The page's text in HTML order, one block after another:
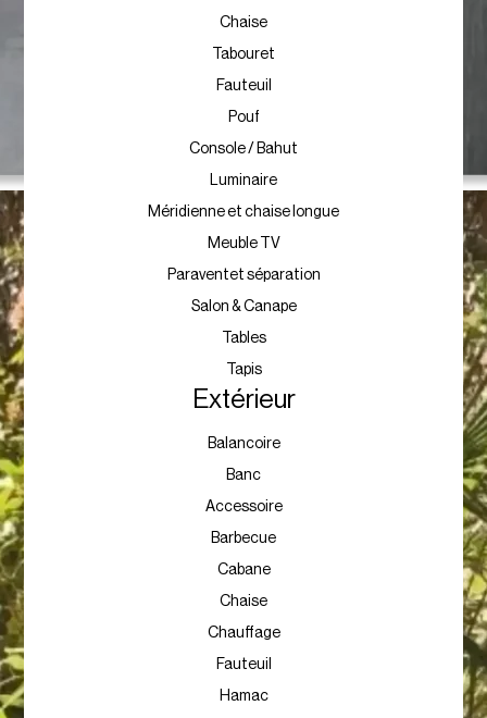
Chaise
Tabouret
Fauteuil
Pouf
Console / Bahut
Luminaire
Méridienne et chaise longue
Meuble TV
Paraventet séparation
Salon & Canape
Tables
Tapis
Extérieur
Balancoire
Banc
Accessoire
Barbecue
Cabane
Chaise
Chauffage
Fauteuil
Hamac